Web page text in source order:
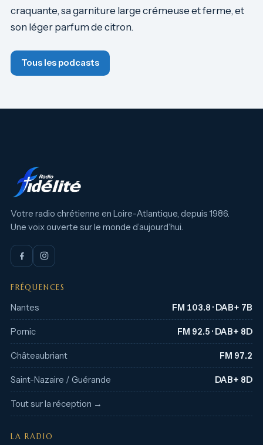
craquante, sa garniture large crémeuse et ferme, et
son léger parfum de citron.
Tous les podcasts
Votre radio chrétienne en Loire-Atlantique, depuis 1986.
Une voix ouverte sur le monde d’aujourd’hui.
FRÉQUENCES
Nantes FM 103.8 · DAB+ 7B
Pornic FM 92.5 · DAB+ 8D
Châteaubriant FM 97.2
Saint-Nazaire / Guérande DAB+ 8D
Tout sur la réception →
LA RADIO